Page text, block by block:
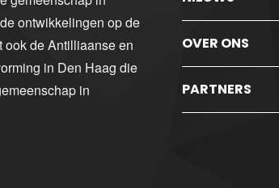
ontwikkelingen op de
ook de Antilliaanse en
in Den Haag die
in
OVER ONS
PARTNERS